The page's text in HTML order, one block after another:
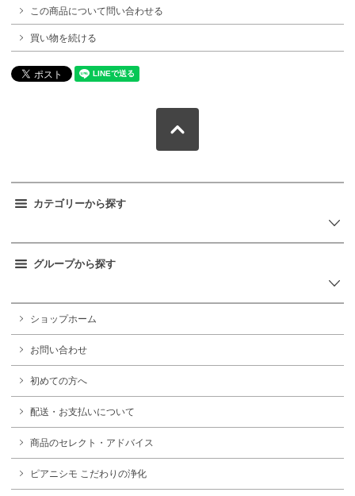
この商品について問い合わせる
買い物を続ける
カテゴリーから探す
グループから探す
ショップホーム
お問い合わせ
初めての方へ
配送・お支払いについて
商品のセレクト・アドバイス
ピアニシモ こだわりの浄化